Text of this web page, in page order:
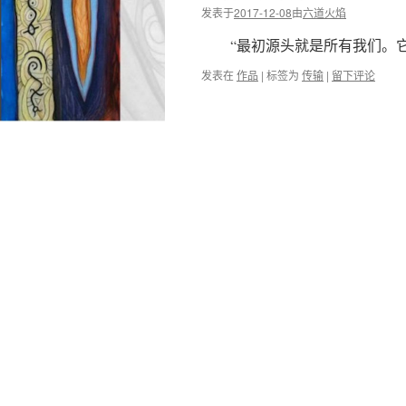
发表于2017-12-08由六道火焰
“最初源头就是所有我们。
发表在作品 | 标签为 传输 | 留下评论